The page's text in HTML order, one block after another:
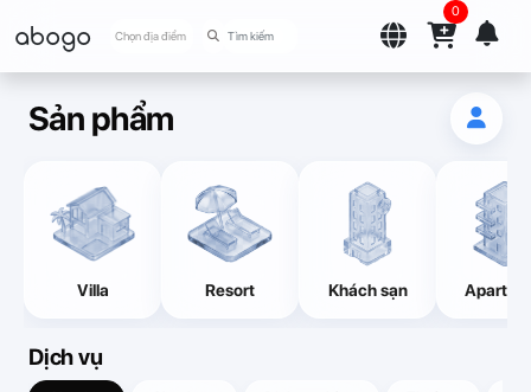
abogo Chọn địa điểm
0
Sản phẩm
Villa Resort Khách sạn
Dịch vụ